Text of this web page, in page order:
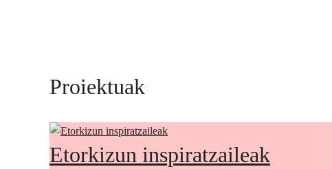
Proiektuak
Etorkizun inspiratzaileak